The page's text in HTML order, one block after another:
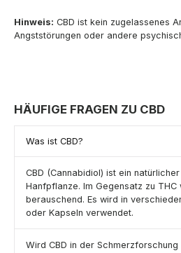
Hinweis: CBD ist kein zugelassenes
Angststörungen oder andere
HÄUFIGE FRAGEN ZU CBD
Was ist CBD?
CBD (Cannabidiol) ist ein
Hanfpflanze. Im Gegensatz zu THC
berauschend. Es wird in
oder Kapseln verwendet.
Wird CBD in der Schmerzforschung